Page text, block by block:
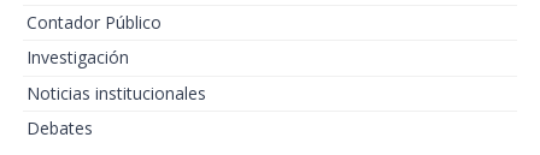
Contador Público
Investigación
Noticias institucionales
Debates